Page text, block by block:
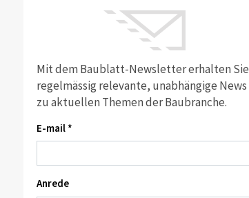
Mit dem Baublatt-Newsletter erhalten Sie
regelmässig relevante, unabhängige News
zu aktuellen Themen der Baubranche.
E-mail *
Anrede